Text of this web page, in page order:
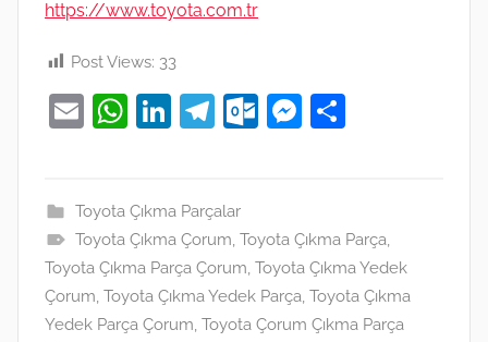
https://www.toyota.com.tr
Post Views: 33
E
l
W
s
A
p
p
Li
e
dI
n
T
gr
a
m
O
k.
c
o
M
n
g
er
Toyota Çıkma Parçalar
Toyota Çıkma Çorum, Toyota Çıkma Parça,
Toyota Çıkma Parça Çorum, Toyota Çıkma Yedek
Çorum, Toyota Çıkma Yedek Parça, Toyota Çıkma
Yedek Parça Çorum, Toyota Çorum Çıkma Parça